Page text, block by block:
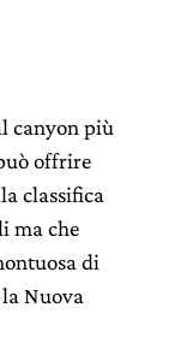
canyon più
offrire
classifica
ma che
di
Nuova